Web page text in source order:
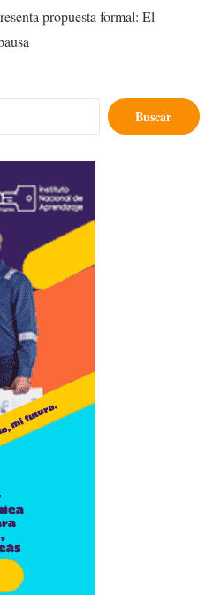
propuesta formal: El
Buscar: